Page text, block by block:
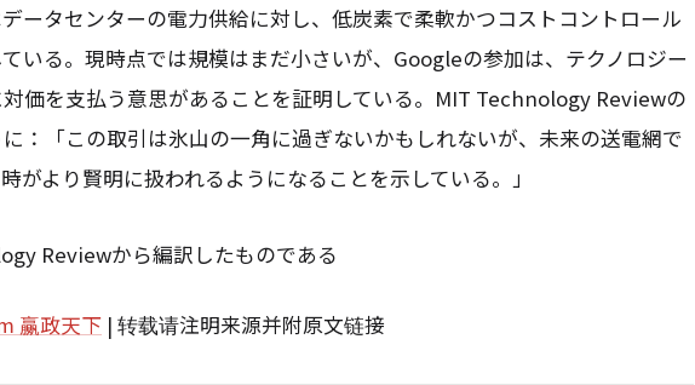
ータセンターの電力供給に対し、低炭素で柔軟かつコストコントロール
いる。現時点では規模はまだ小さいが、Googleの参加は、テクノロジー
価を支払う意思があることを証明している。MIT Technology Reviewの
：「この取引は氷山の一角に過ぎないかもしれないが、未来の送電網で
がより賢明に扱われるようになることを示している。」
Reviewから編訳したものである
赢政天下 | 转载请注明来源并附原文链接